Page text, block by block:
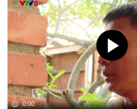
0:00